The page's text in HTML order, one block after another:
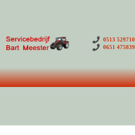
0513 529710
0651 475839